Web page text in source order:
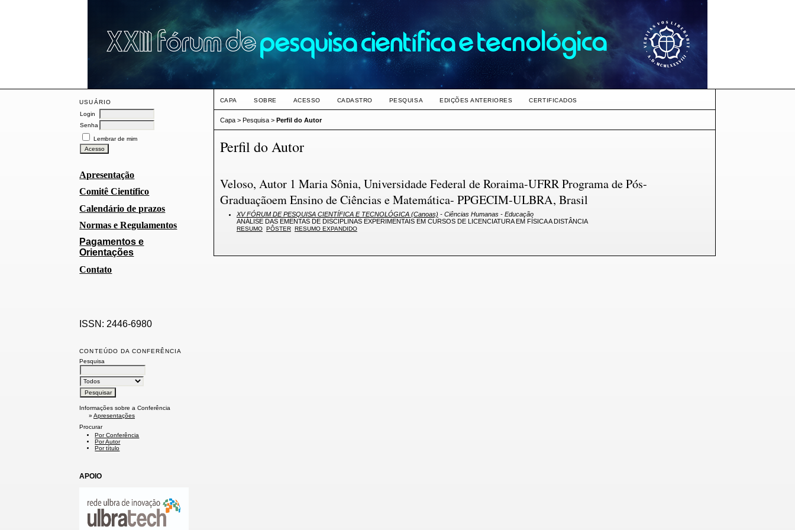
USUÁRIO
Login
Senha
Lembrar de mim
Apresentação
Comitê Científico
Calendário de prazos
Normas e Regulamentos
Pagamentos e
Orientações
Contato
ISSN: 2446-6980
CONTEÚDO DA CONFERÊNCIA
Pesquisa
Informações sobre a Conferência
» Apresentações
Procurar
Por Conferência
Por Autor
Por título
APOIO
CAPA SOBRE ACESSO CADASTRO PESQUISA EDIÇÕES ANTERIORES CERTIFICADOS
Capa> Pesquisa> Perfil do Autor
Perfil do Autor
Veloso, Autor 1 Maria Sônia, Universidade Federal de Roraima-UFRR Programa de Pós-
Graduaçãoem Ensino de Ciências e Matemática- PPGECIM-ULBRA, Brasil
XV FÓRUM DE PESQUISA CIENTÍFICA E TECNOLÓGICA (Canoas) - Ciências Humanas - Educação
ANÁLISE DAS EMENTAS DE DISCIPLINAS EXPERIMENTAIS EM CURSOS DE LICENCIATURA EM FÍSICA A DISTÂNCIA
RESUMO PÔSTER RESUMO EXPANDIDO